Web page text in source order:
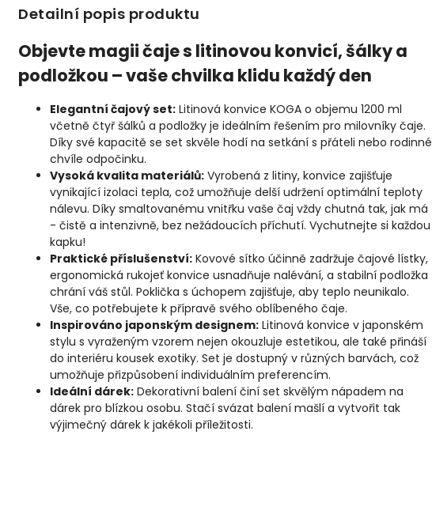
Detailní popis produktu
Objevte magii čaje s litinovou konvicí, šálky a
podložkou – vaše chvilka klidu každý den
Elegantní čajový set: Litinová konvice KOGA o objemu 1200 ml
včetně čtyř šálků a podložky je ideálním řešením pro milovníky čaje.
Díky své kapacitě se set skvěle hodí na setkání s přáteli nebo rodinné
chvíle odpočinku.
Vysoká kvalita materiálů: Vyrobená z litiny, konvice zajišťuje
vynikající izolaci tepla, což umožňuje delší udržení optimální teploty
nálevu. Díky smaltovanému vnitřku vaše čaj vždy chutná tak, jak má
- čistě a intenzivně, bez nežádoucích příchutí. Vychutnejte si každou
kapku!
Praktické příslušenství: Kovové sítko účinně zadržuje čajové lístky,
ergonomická rukojeť konvice usnadňuje nalévání, a stabilní podložka
chrání váš stůl. Poklička s úchopem zajišťuje, aby teplo neunikalo.
Vše, co potřebujete k přípravě svého oblíbeného čaje.
Inspirováno japonským designem: Litinová konvice v japonském
stylu s vyraženým vzorem nejen okouzluje estetikou, ale také přináší
do interiéru kousek exotiky. Set je dostupný v různých barvách, což
umožňuje přizpůsobení individuálním preferencím.
Ideální dárek: Dekorativní balení činí set skvělým nápadem na
dárek pro blízkou osobu. Stačí svázat balení mašlí a vytvořit tak
výjimečný dárek k jakékoli příležitosti.